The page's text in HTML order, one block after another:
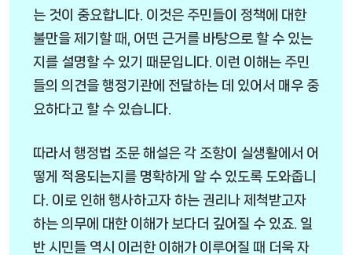
는 것이 중요합니다. 이것은 주민들이 정책에 대한
불만을 제기할 때, 어떤 근거를 바탕으로 할 수 있는
지를 설명할 수 있기 때문입니다. 이런 이해는 주민
들의 의견을 행정기관에 전달하는 데 있어서 매우 중
요하다고 할 수 있습니다.
따라서 행정법 조문 해설은 각 조항이 실생활에서 어
떻게 적용되는지를 명확하게 알 수 있도록 도와줍니
다. 이로 인해 행사하고자 하는 권리나 제척받고자
하는 의무에 대한 이해가 보다더 깊어질 수 있죠. 일
반 시민들 역시 이러한 이해가 이루어질 때 더욱 자